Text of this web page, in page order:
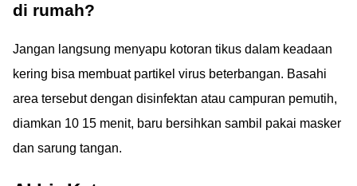
di rumah?
Jangan langsung menyapu kotoran tikus dalam keadaan
kering bisa membuat partikel virus beterbangan. Basahi
area tersebut dengan disinfektan atau campuran pemutih,
diamkan 10 15 menit, baru bersihkan sambil pakai masker
dan sarung tangan.